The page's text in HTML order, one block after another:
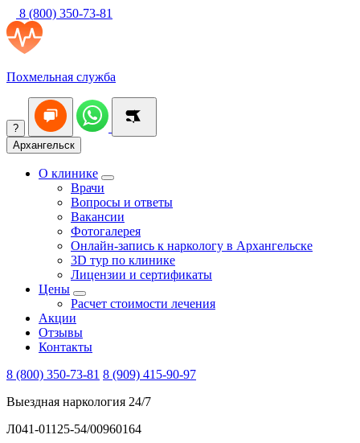
8 (800) 350-73-81
Похмельная служба
?
Архангельск
О клинике
Врачи
Вопросы и ответы
Вакансии
Фотогалерея
Онлайн-запись к наркологу в Архангельске
3D тур по клинике
Лицензии и сертификаты
Цены
Расчет стоимости лечения
Акции
Отзывы
Контакты
8 (800) 350-73-81 8 (909) 415-90-97
Выездная наркология 24/7
Л041-01125-54/00960164